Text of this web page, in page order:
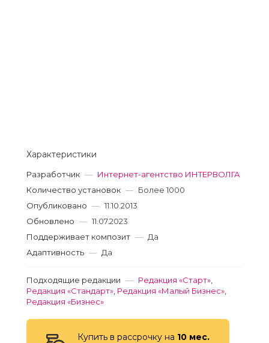
Характеристики
Разработчик — Интернет-агентство ИНТЕРВОЛГА
Количество установок — Более 1000
Опубликовано — 11.10.2013
Обновлено — 11.07.2023
Поддерживает композит — Да
Адаптивность — Да
Подходящие редакции — Редакция «Старт»
Редакция «Стандарт» Редакция «Малый Бизнес»
Редакция «Бизнес»
Купить в рассрочку на 10 мес.